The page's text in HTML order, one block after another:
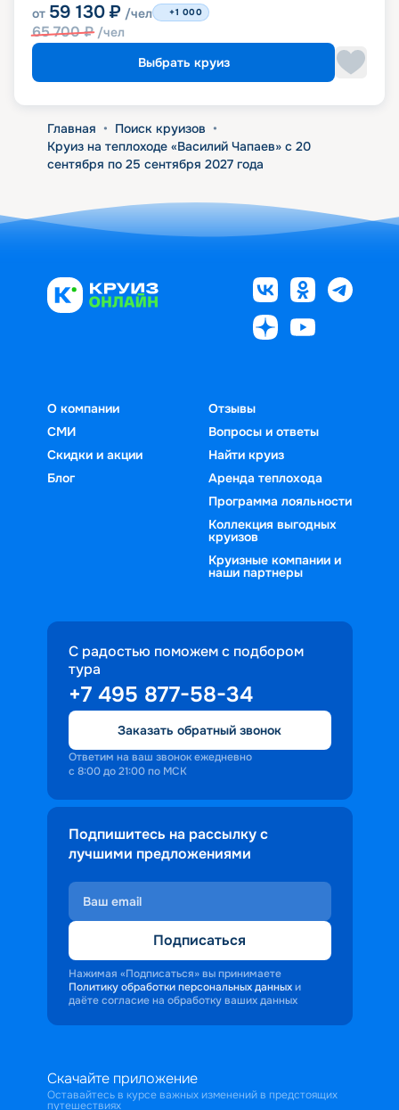
от 59 130 ₽ /чел
65 700₽ /чел
+1 000
Выбрать круиз
Главная • Поиск круизов •
Круиз на теплоходе «Василий Чапаев» с 20
сентября по 25 сентября 2027 года
О компании
СМИ
Скидки и акции
Блог
Отзывы
Вопросы и ответы
Найти круиз
Аренда теплохода
Программа лояльности
Коллекция выгодных
круизов
Круизные компании и
наши партнеры
С радостью поможем с подбором
тура
+7 495 877-58-34
Заказать обратный звонок
Ответим на ваш звонок ежедневно
с 8:00 до 21:00 по МСК
Подпишитесь на рассылку с
лучшими предложениями
Подписаться
Нажимая «Подписаться» вы принимаете
Политику обработки персональных данных и
даёте согласие на обработку ваших данных
Скачайте приложение
Оставайтесь в курсе важных изменений в предстоящих
путешествиях